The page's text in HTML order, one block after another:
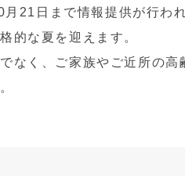
21日まで情報提供が行わ
的な夏を迎えます。
なく、ご家族やご近所の